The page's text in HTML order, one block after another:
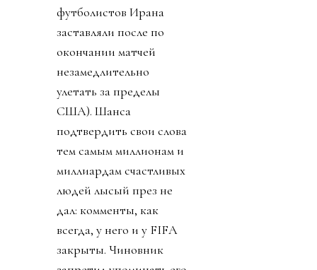
футболистов Ирана
заставляли после по
окончании матчей
незамедлительно
улетать за пределы
США). Шанса
подтвердить свои слова
тем самым миллионам и
миллиардам счастливых
людей лысый през не
дал: комменты, как
всегда, у него и у FIFA
закрыты. Чиновник